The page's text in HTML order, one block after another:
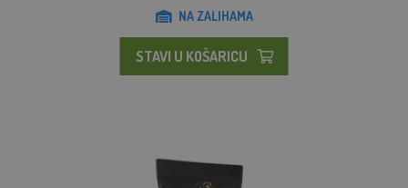
NA ZALIHAMA
STAVI U KOŠARICU